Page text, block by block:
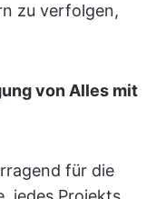
zu verfolgen,
von Alles mit
für die